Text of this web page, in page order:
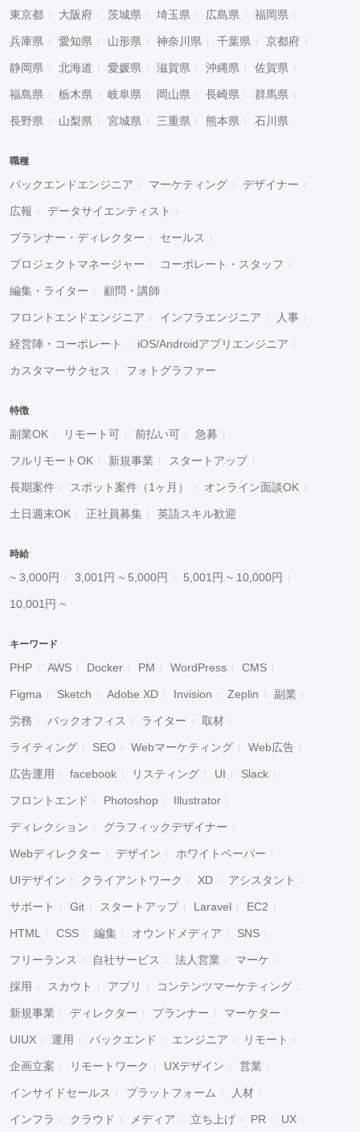
東京都 大阪府 茨城県 埼玉県 広島県 福岡県
兵庫県 愛知県 山形県 神奈川県 千葉県 京都府
静岡県 北海道 愛媛県 滋賀県 沖縄県 佐賀県
福島県 栃木県 岐阜県 岡山県 長崎県 群馬県
長野県 山梨県 宮城県 三重県 熊本県 石川県
職種
バックエンドエンジニア マーケティング デザイナー
広報 データサイエンティスト
プランナー・ディレクター セールス
プロジェクトマネージャー コーポレート・スタッフ
編集・ライター 顧問・講師
フロントエンドエンジニア インフラエンジニア 人事
経営陣・コーポレート iOS/Androidアプリエンジニア
カスタマーサクセス フォトグラファー
特徴
副業OK リモート可 前払い可 急募
フルリモートOK 新規事業 スタートアップ
長期案件 スポット案件（1ヶ月） オンライン面談OK
土日週末OK 正社員募集 英語スキル歓迎
時給
~ 3,000円 3,001円 ~ 5,000円 5,001円 ~ 10,000円
10,001円 ~
キーワード
PHP AWS Docker PM WordPress CMS
Figma Sketch Adobe XD Invision Zeplin 副業
労務 バックオフィス ライター 取材
ライティング SEO Webマーケティング Web広告
広告運用 facebook リスティング UI Slack
フロントエンド Photoshop Illustrator
ディレクション グラフィックデザイナー
Webディレクター デザイン ホワイトペーパー
UIデザイン クライアントワーク XD アシスタント
サポート Git スタートアップ Laravel EC2
HTML CSS 編集 オウンドメディア SNS
フリーランス 自社サービス 法人営業 マーケ
採用 スカウト アプリ コンテンツマーケティング
新規事業 ディレクター プランナー マーケター
UIUX 運用 バックエンド エンジニア リモート
企画立案 リモートワーク UXデザイン 営業
インサイドセールス プラットフォーム 人材
インフラ クラウド メディア 立ち上げ PR UX